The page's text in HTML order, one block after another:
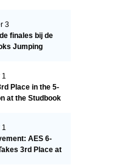
3
finales bij de
Jumping
1
Place in the 5-
at the Studbook
1
AES 6-
3rd Place at